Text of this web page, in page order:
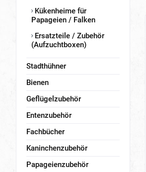
Kükenheime für
Papageien / Falken
Ersatzteile / Zubehör
(Aufzuchtboxen)
Stadthühner
Bienen
Geflügelzubehör
Entenzubehör
Fachbücher
Kaninchenzubehör
Papageienzubehör